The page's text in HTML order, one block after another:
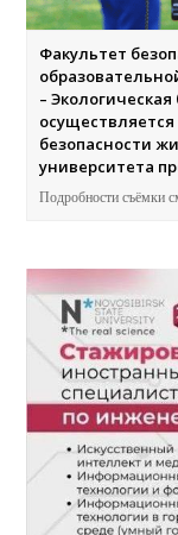
Факультет
–
безопасности
университета
Подробности съёмки